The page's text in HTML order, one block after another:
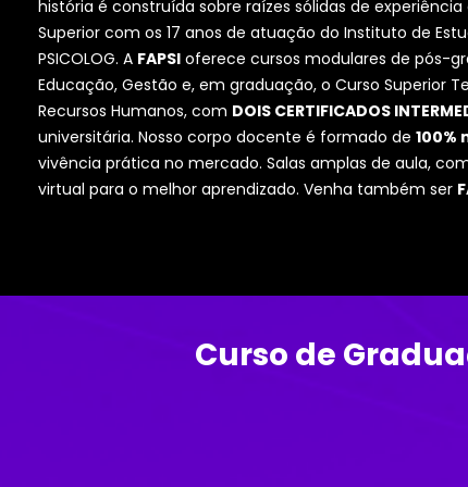
história é construída sobre raízes sólidas de
Superior com os 17 anos de atuação do Instituto de
PSICOLOG. A FAPSI oferece cursos modulares de pós-
Educação, Gestão e, em graduação, o Curso Superior
Recursos Humanos, com DOIS CERTIFICADOS
universitária. Nosso corpo docente é formado de 100%
vivência prática no mercado. Salas amplas de aula,
virtual para o melhor aprendizado. Venha também ser
Curso de